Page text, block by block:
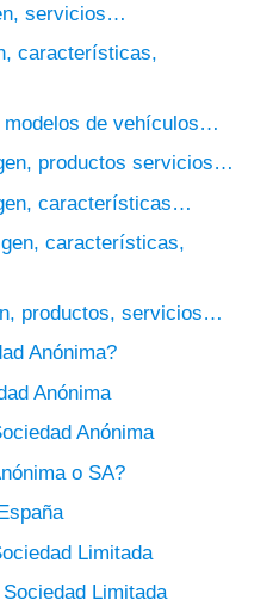
servicios…
características,
modelos de vehículos…
productos servicios…
características…
características,
productos, servicios…
Anónima?
Anónima
Anónima
o SA?
Limitada
Limitada